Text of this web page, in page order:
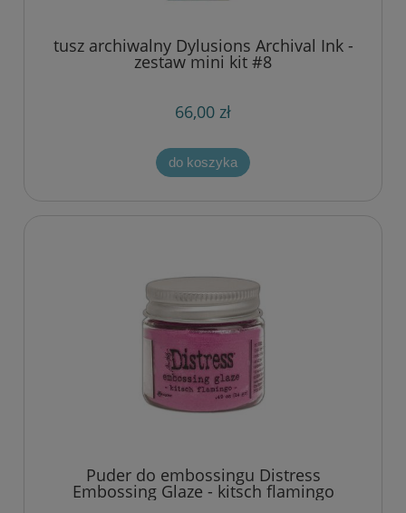
tusz archiwalny Dylusions Archival Ink -
zestaw mini kit #8
66,00 zł
do koszyka
Puder do embossingu Distress
Embossing Glaze - kitsch flamingo
(jasno różowy)